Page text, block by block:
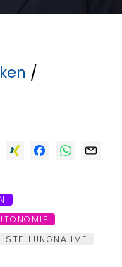
/
STELLUNGNAHME